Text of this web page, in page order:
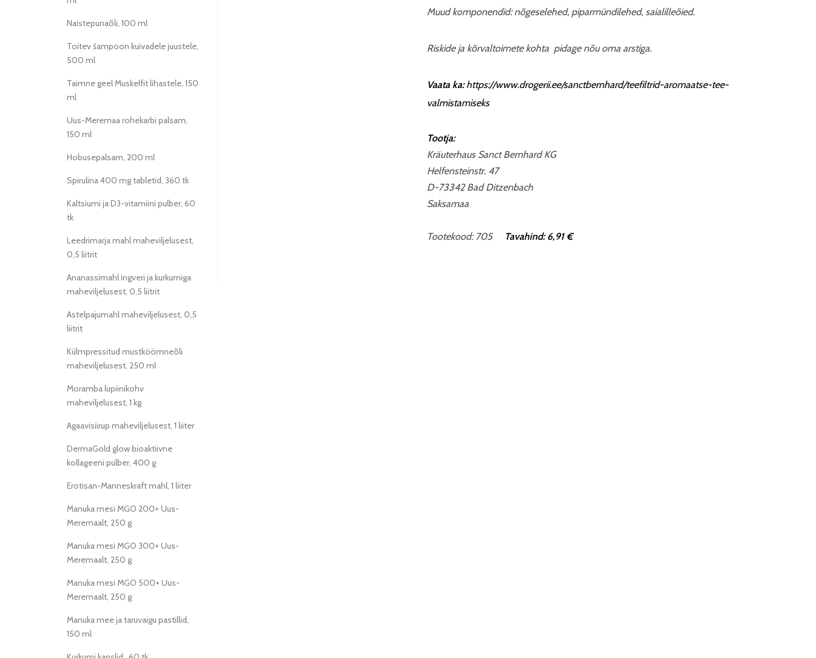
Naistepunaõli, 100 ml
Toitev šampoon kuivadele juustele,
500 ml
Taimne geel Muskelfit lihastele, 150
ml
Uus-Meremaa rohekarbi palsam,
150 ml
Hobusepalsam, 200 ml
Spirulina 400 mg tabletid, 360 tk
Kaltsiumi ja D3-vitamiini pulber, 60
tk
Leedrimarja mahl maheviljelusest,
0,5 liitrit
Ananassimahl ingveri ja kurkumiga
maheviljelusest, 0,5 liitrit
Astelpajumahl maheviljelusest, 0,5
liitrit
Külmpressitud mustköömneõli
maheviljelusest, 250 ml
Moramba lupiinikohv
maheviljelusest, 1 kg
Agaavisiirup maheviljelusest, 1 liiter
DermaGold glow bioaktiivne
kollageeni pulber, 400 g
Erotisan-Manneskraft mahl, 1 liiter
Manuka mesi MGO 200+ Uus-
Meremaalt, 250 g
Manuka mesi MGO 300+ Uus-
Meremaalt, 250 g
Manuka mesi MGO 500+ Uus-
Meremaalt, 250 g
Manuka mee ja taruvaigu pastillid,
150 ml
Muud komponendid: nõgeselehed, piparmündilehed, saialilleõied.
Riskide ja kõrvaltoimete kohta pidage nõu oma arstiga.
Vaata ka: https://www.drogerii.ee/sanctbernhard/teefiltrid-aromaatse-tee-
valmistamiseks
Tootja:
Kräuterhaus Sanct Bernhard KG
Helfensteinstr. 47
D-73342 Bad Ditzenbach
Saksamaa
Tootekood: 705 Tavahind: 6,91 €